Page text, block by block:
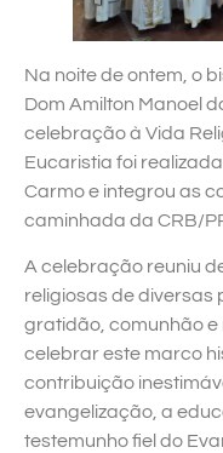
Na noite de ontem, o
Dom Amilton Manoel
celebração à Vida
Eucaristia foi
Carmo e integrou as
caminhada da CRB/
A celebração reuniu
religiosas de diversas
gratidão, comunhão e
celebrar este marco
contribuição
evangelização, a
testemunho fiel do